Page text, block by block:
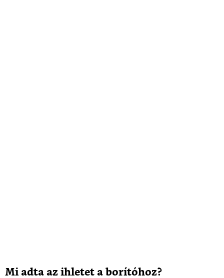
Mi adta az ihletet a borítóhoz?